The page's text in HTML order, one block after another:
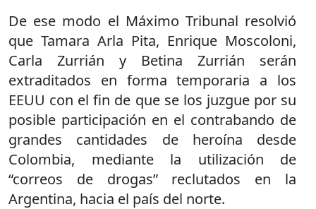
De ese modo el Máximo Tribunal resolvió
que Tamara Arla Pita, Enrique Moscoloni,
Carla Zurrián y Betina Zurrián serán
extraditados en forma temporaria a los
EEUU con el fin de que se los juzgue por su
posible participación en el contrabando de
grandes cantidades de heroína desde
Colombia, mediante la utilización de
“correos de drogas” reclutados en la
Argentina, hacia el país del norte.